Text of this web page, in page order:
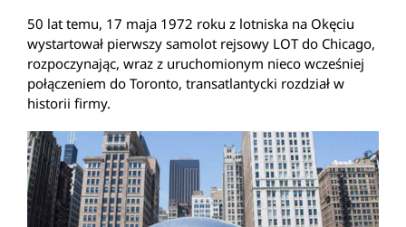
50 lat temu, 17 maja 1972 roku z lotniska na Okęciu
wystartował pierwszy samolot rejsowy LOT do Chicago,
rozpoczynając, wraz z uruchomionym nieco wcześniej
połączeniem do Toronto, transatlantycki rozdział w
historii firmy.